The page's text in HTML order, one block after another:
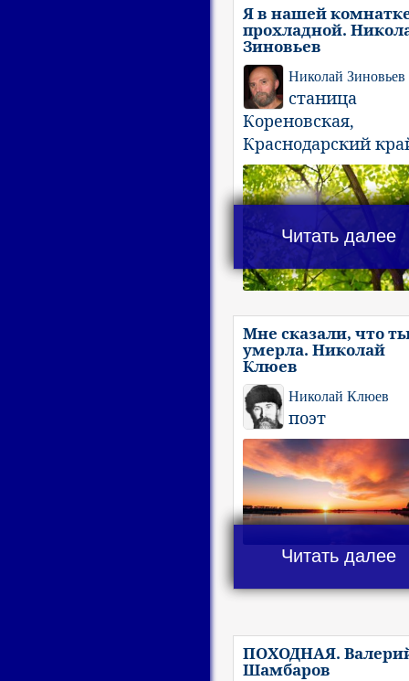
Я в нашей
прохладной.
Зиновьев
Николай Зиновьев
станица
Кореновская,
Краснодарский
Читать далее
Мне сказали, что
умерла. Николай
Клюев
Николай Клюев
поэт
Читать далее
ПОХОДНАЯ.
Шамбаров